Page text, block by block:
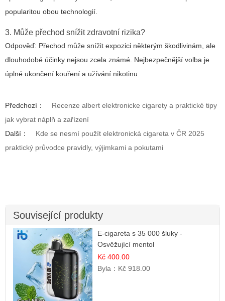
popularitou obou technologií.
3. Může přechod snížit zdravotní rizika?
Odpověď: Přechod může snížit expozici některým škodlivinám, ale
dlouhodobé účinky nejsou zcela známé. Nejbezpečnější volba je
úplné ukončení kouření a užívání nikotinu.
Předchozí：
Recenze albert elektronicke cigarety a praktické tipy
jak vybrat náplň a zařízení
Další：
Kde se nesmí použít elektronická cigareta v ČR 2025
praktický průvodce pravidly, výjimkami a pokutami
Související produkty
E-cigareta s 35 000 šluky -
Osvěžující mentol
Kč 400.00
Byla： Kč 918.00